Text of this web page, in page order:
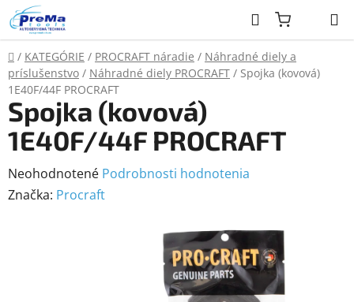
Prejsť
na
obsah
Hľadať
Domov
/ KATEGÓRIE / PROCRAFT náradie / Náhradné diely a
príslušenstvo / Náhradné diely PROCRAFT / Spojka (kovová)
1E40F/44F PROCRAFT
Spojka (kovová)
1E40F/44F PROCRAFT
Priemerné
hodnotenie
Neohodnotené Podrobnosti hodnotenia
Značka: Procraft